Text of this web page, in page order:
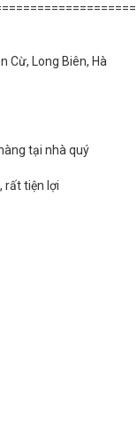
Cừ, Long Biên, Hà
tại nhà quý
rất tiện lợi